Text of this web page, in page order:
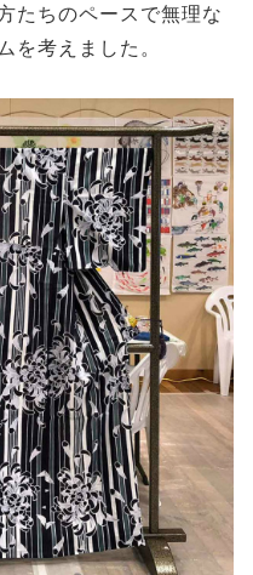
たちのペースで無理な
を考えました。